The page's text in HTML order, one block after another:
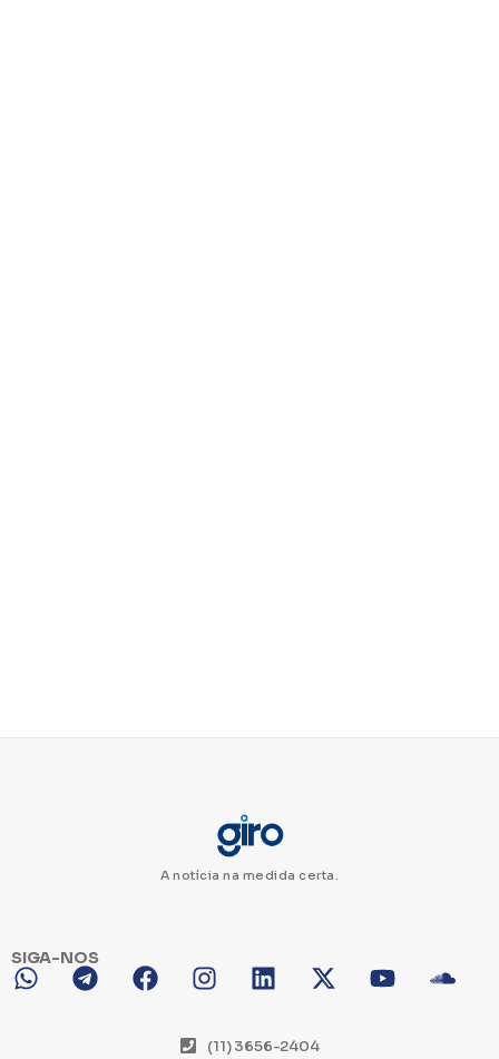
A notícia na medida certa.
SIGA-NOS
(11) 3656-2404